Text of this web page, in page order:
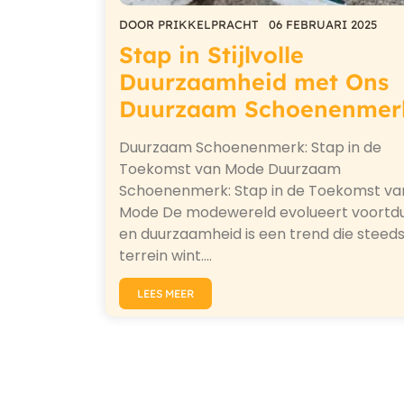
DOOR PRIKKELPRACHT 06 FEBRUARI 2025
Stap in Stijlvolle
Duurzaamheid met Ons
Duurzaam
Duurzaam Schoenenmerk: Stap in de
Toekomst van Mode Duurzaam
Schoenenmerk: Stap in de Toekomst
Mode De modewereld evolueert
en duurzaamheid is een trend die
terrein wint.…
LEES MEER